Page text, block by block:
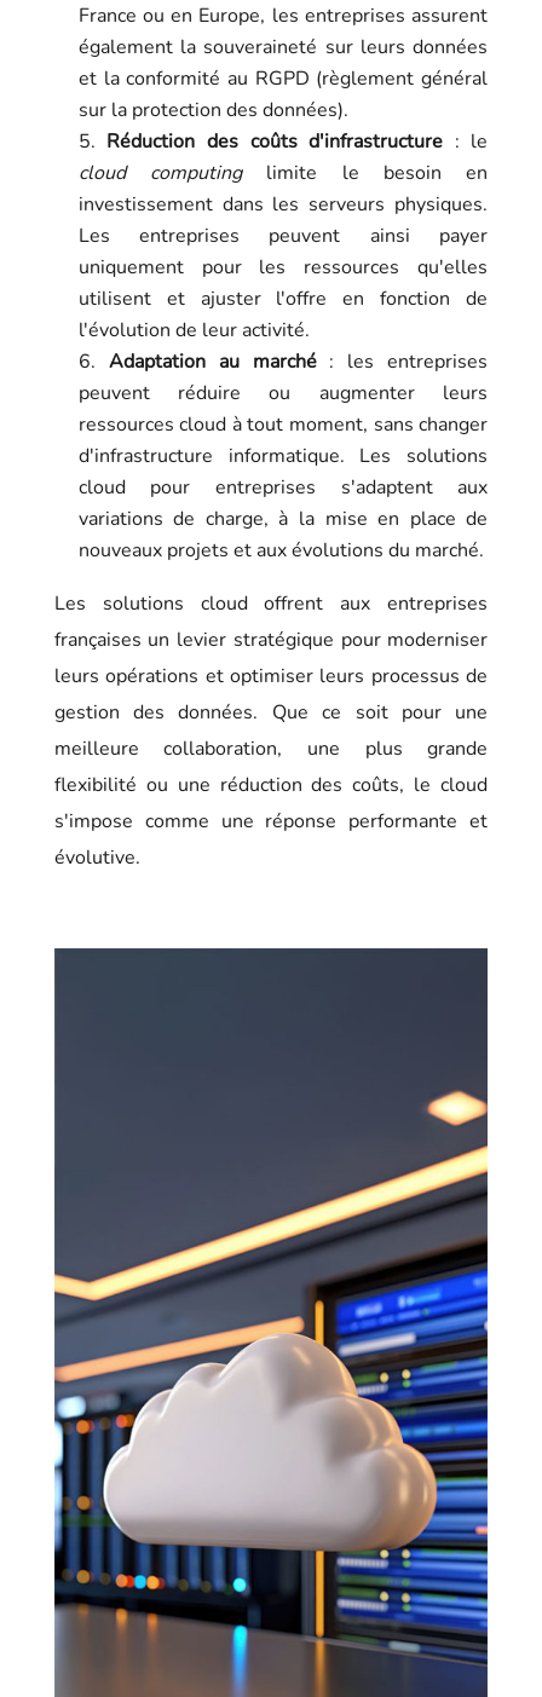
France ou en Europe, les entreprises assurent
également la souveraineté sur leurs données
et la conformité au RGPD (règlement général
sur la protection des données).
Réduction des coûts d'infrastructure : le
cloud computinglimite le besoin en
investissement dans les serveurs physiques.
Les entreprises peuvent ainsi payer
uniquement pour les ressources qu'elles
utilisent et ajuster l'offre en fonction de
l'évolution de leur activité.
Adaptation au marché: les entreprises
peuvent réduire ou augmenter leurs
ressources cloud à tout moment, sans changer
d'infrastructure informatique. Les solutions
cloud pour entreprises s'adaptent aux
variations de charge, à la mise en place de
nouveaux projets et aux évolutions du marché.
Les solutions cloud offrent aux entreprises
françaises un levier stratégique pour moderniser
leurs opérations et optimiser leurs processus de
gestion des données. Que ce soit pour une
meilleure collaboration, une plus grande
flexibilité ou une réduction des coûts, le cloud
s'impose comme une réponse performante et
évolutive.